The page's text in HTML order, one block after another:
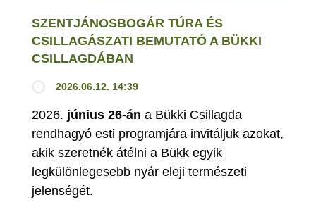
SZENTJÁNOSBOGÁR TÚRA ÉS
CSILLAGÁSZATI BEMUTATÓ A BÜKKI
CSILLAGDÁBAN
2026.06.12. 14:39
2026. június 26-án a Bükki Csillagda
rendhagyó esti programjára invitáljuk azokat,
akik szeretnék átélni a Bükk egyik
legkülönlegesebb nyár eleji természeti
jelenségét.